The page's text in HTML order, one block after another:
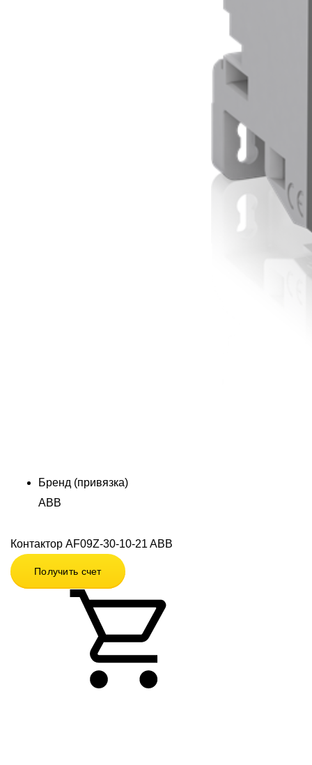
Бренд (привязка)
ABB
Контактор AF09Z-30-10-21 ABB
Получить счет